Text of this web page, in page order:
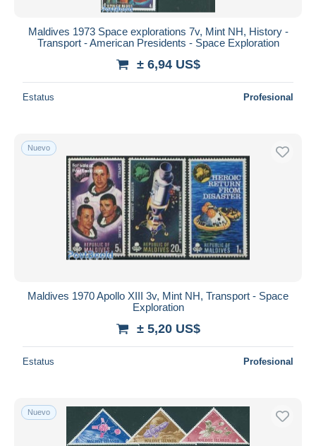
Maldives 1973 Space explorations 7v, Mint NH, History -
Transport - American Presidents - Space Exploration
± 6,94 US$
Estatus Profesional
Nuevo
Maldives 1970 Apollo XIII 3v, Mint NH, Transport - Space
Exploration
± 5,20 US$
Estatus Profesional
Nuevo